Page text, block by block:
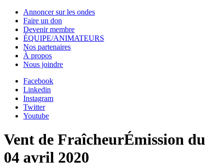
Annoncer sur les ondes
Faire un don
Devenir membre
ÉQUIPE/ANIMATEURS
Nos partenaires
À propos
Nous joindre
Facebook
Linkedin
Instagram
Twitter
Youtube
Vent de FraîcheurÉmission du
04 avril 2020